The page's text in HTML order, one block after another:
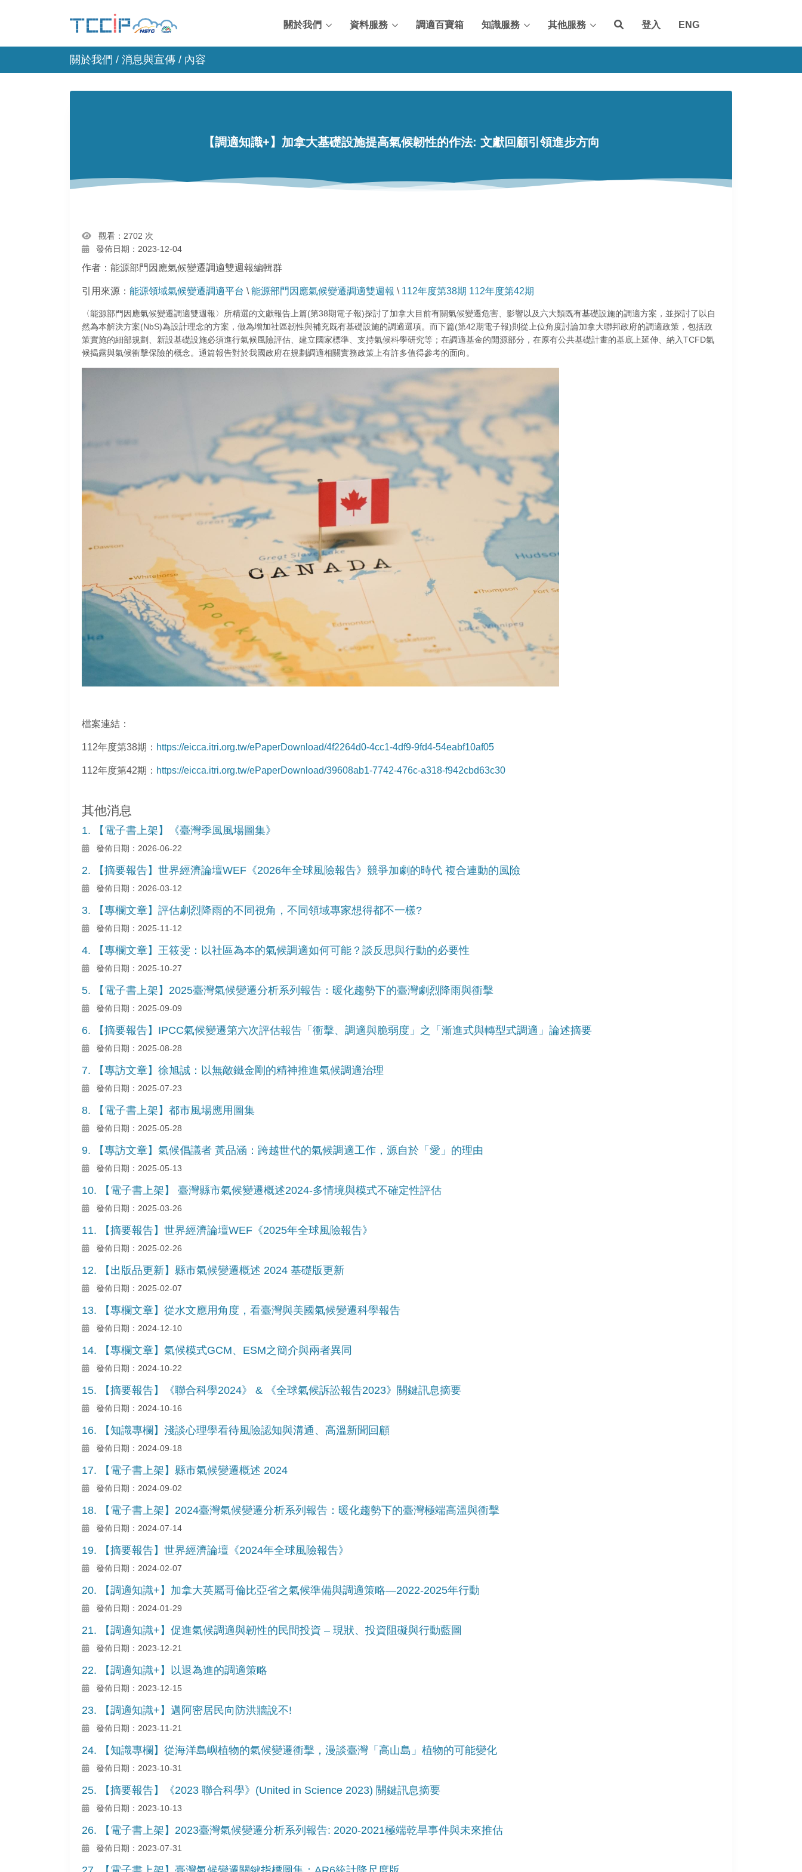
關於我們 資料服務 調適百寶箱 知識服務 其他服務 登入 ENG
關於我們 / 消息與宣傳 / 內容
【調適知識+】加拿大基礎設施提高氣候韌性的作法: 文獻回顧引領進步方向
觀看：2702 次
發佈日期：2023-12-04
作者：能源部門因應氣候變遷調適雙週報編輯群
引用來源： 能源領域氣候變遷調適平台 \ 能源部門因應氣候變遷調適雙週報 \ 112年度第38期 112年度第42期
〈能源部門因應氣候變遷調適雙週報〉所精選的文獻報告上篇(第38期電子報)探討了加拿大目前有關氣候變遷危害、影響以及六大類既有基礎設施的調適方案，並探討了以自
然為本解決方案(NbS)為設計理念的方案，做為增加社區韌性與補充既有基礎設施的調適選項。而下篇(第42期電子報)則從上位角度討論加拿大聯邦政府的調適政策，包括政
策實施的細部規劃、新設基礎設施必須進行氣候風險評估、建立國家標準、支持氣候科學研究等；在調適基金的開源部分，在原有公共基礎計畫的基底上延伸、納入TCFD氣
候揭露與氣候衝擊保險的概念。通篇報告對於我國政府在規劃調適相關實務政策上有許多值得參考的面向。
檔案連結：
112年度第38期： https://eicca.itri.org.tw/ePaperDownload/4f2264d0-4cc1-4df9-9fd4-54eabf10af05
112年度第42期： https://eicca.itri.org.tw/ePaperDownload/39608ab1-7742-476c-a318-f942cbd63c30
其他消息
1. 【電子書上架】《臺灣季風風場圖集》
發佈日期：2026-06-22
2. 【摘要報告】世界經濟論壇WEF《2026年全球風險報告》競爭加劇的時代 複合連動的風險
發佈日期：2026-03-12
3. 【專欄文章】評估劇烈降雨的不同視角，不同領域專家想得都不一樣?
發佈日期：2025-11-12
4. 【專欄文章】王筱雯：以社區為本的氣候調適如何可能？談反思與行動的必要性
發佈日期：2025-10-27
5. 【電子書上架】2025臺灣氣候變遷分析系列報告：暖化趨勢下的臺灣劇烈降雨與衝擊
發佈日期：2025-09-09
6. 【摘要報告】IPCC氣候變遷第六次評估報告「衝擊、調適與脆弱度」之「漸進式與轉型式調適」論述摘要
發佈日期：2025-08-28
7. 【專訪文章】徐旭誠：以無敵鐵金剛的精神推進氣候調適治理
發佈日期：2025-07-23
8. 【電子書上架】都市風場應用圖集
發佈日期：2025-05-28
9. 【專訪文章】氣候倡議者 黃品涵：跨越世代的氣候調適工作，源自於「愛」的理由
發佈日期：2025-05-13
10. 【電子書上架】 臺灣縣市氣候變遷概述2024-多情境與模式不確定性評估
發佈日期：2025-03-26
11. 【摘要報告】世界經濟論壇WEF《2025年全球風險報告》
發佈日期：2025-02-26
12. 【出版品更新】縣市氣候變遷概述 2024 基礎版更新
發佈日期：2025-02-07
13. 【專欄文章】從水文應用角度，看臺灣與美國氣候變遷科學報告
發佈日期：2024-12-10
14. 【專欄文章】氣候模式GCM、ESM之簡介與兩者異同
發佈日期：2024-10-22
15. 【摘要報告】《聯合科學2024》 & 《全球氣候訴訟報告2023》關鍵訊息摘要
發佈日期：2024-10-16
16. 【知識專欄】淺談心理學看待風險認知與溝通、高溫新聞回顧
發佈日期：2024-09-18
17. 【電子書上架】縣市氣候變遷概述 2024
發佈日期：2024-09-02
18. 【電子書上架】2024臺灣氣候變遷分析系列報告：暖化趨勢下的臺灣極端高溫與衝擊
發佈日期：2024-07-14
19. 【摘要報告】世界經濟論壇《2024年全球風險報告》
發佈日期：2024-02-07
20. 【調適知識+】加拿大英屬哥倫比亞省之氣候準備與調適策略—2022-2025年行動
發佈日期：2024-01-29
21. 【調適知識+】促進氣候調適與韌性的民間投資 – 現狀、投資阻礙與行動藍圖
發佈日期：2023-12-21
22. 【調適知識+】以退為進的調適策略
發佈日期：2023-12-15
23. 【調適知識+】邁阿密居民向防洪牆說不!
發佈日期：2023-11-21
24. 【知識專欄】從海洋島嶼植物的氣候變遷衝擊，漫談臺灣「高山島」植物的可能變化
發佈日期：2023-10-31
25. 【摘要報告】《2023 聯合科學》(United in Science 2023) 關鍵訊息摘要
發佈日期：2023-10-13
26. 【電子書上架】2023臺灣氣候變遷分析系列報告: 2020-2021極端乾旱事件與未來推估
發佈日期：2023-07-31